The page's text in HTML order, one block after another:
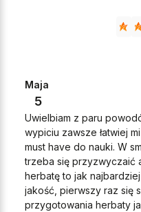
Maja
5
Uwielbiam z paru
wypiciu zawsze łatwiej
must have do nauki. W
trzeba się przyzwyczaić
herbatę to jak
jakość, pierwszy raz się
przygotowania herbaty